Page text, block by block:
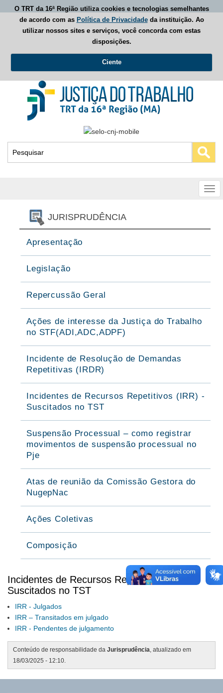
O TRT da 16ª Região utiliza cookies e tecnologias semelhantes
de acordo com as Política de Privacidadeda instituição. Ao
utilizar nossos sites e serviços, você concorda com estas
disposições.
Ciente
Incidentes de Recursos Repetitivos (IRR) -
Suscitados no TST
IRR - Julgados
IRR – Transitados em julgado
IRR - Pendentes de julgamento
Conteúdo de responsabilidade da Jurisprudência, atualizado em
18/03/2025 - 12:10.
JURISPRUDÊNCIA
Apresentação
Legislação
Repercussão Geral
Ações de interesse da Justiça do Trabalho
no STF(ADI,ADC,ADPF)
Incidente de Resolução de Demandas
Repetitivas (IRDR)
Incidentes de Recursos Repetitivos (IRR) -
Suscitados no TST
Suspensão Processual – como registrar
movimentos de suspensão processual no
Pje
Atas de reunião da Comissão Gestora do
NugepNac
Ações Coletivas
Composição